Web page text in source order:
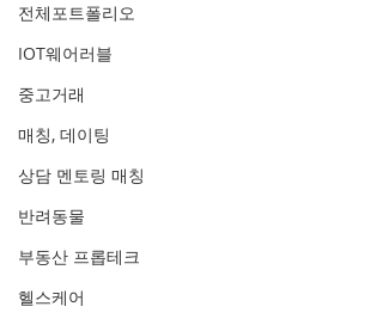
전체포트폴리오
IOT웨어러블
중고거래
매칭, 데이팅
상담 멘토링 매칭
반려동물
부동산 프롭테크
헬스케어